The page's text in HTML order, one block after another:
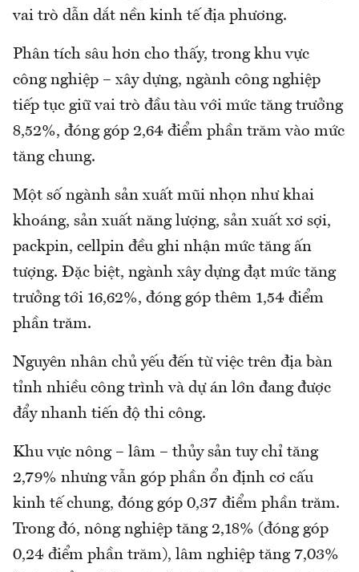
vai trò dẫn dắt nền kinh tế địa phương.
Phân tích sâu hơn cho thấy, trong khu vực
công nghiệp – xây dựng, ngành công nghiệp
tiếp tục giữ vai trò đầu tàu với mức tăng trưởng
8,52%, đóng góp 2,64 điểm phần trăm vào mức
tăng chung.
Một số ngành sản xuất mũi nhọn như khai
khoáng, sản xuất năng lượng, sản xuất xơ sợi,
packpin, cellpin đều ghi nhận mức tăng ấn
tượng. Đặc biệt, ngành xây dựng đạt mức tăng
trưởng tới 16,62%, đóng góp thêm 1,54 điểm
phần trăm.
Nguyên nhân chủ yếu đến từ việc trên địa bàn
tỉnh nhiều công trình và dự án lớn đang được
đẩy nhanh tiến độ thi công.
Khu vực nông – lâm – thủy sản tuy chỉ tăng
2,79% nhưng vẫn góp phần ổn định cơ cấu
kinh tế chung, đóng góp 0,37 điểm phần trăm.
Trong đó, nông nghiệp tăng 2,18% (đóng góp
0,24 điểm phần trăm), lâm nghiệp tăng 7,03%